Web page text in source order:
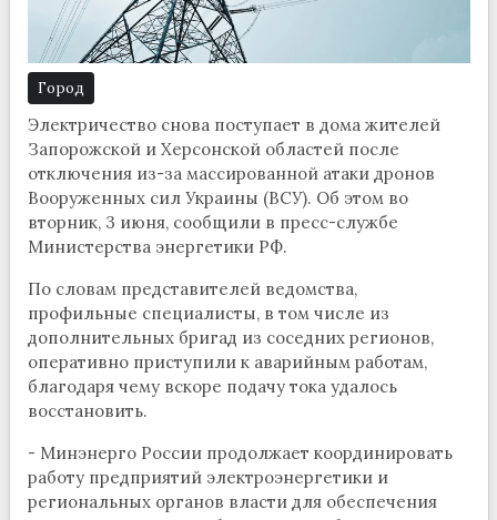
Город
Электричество снова поступает в дома жителей
Запорожской и Херсонской областей после
отключения из-за массированной атаки дронов
Вооруженных сил Украины (ВСУ). Об этом во
вторник, 3 июня, сообщили в пресс-службе
Министерства энергетики РФ.
По словам представителей ведомства,
профильные специалисты, в том числе из
дополнительных бригад из соседних регионов,
оперативно приступили к аварийным работам,
благодаря чему вскоре подачу тока удалось
восстановить.
- Минэнерго России продолжает координировать
работу предприятий электроэнергетики и
региональных органов власти для обеспечения